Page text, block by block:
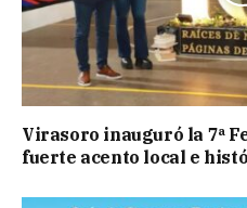
Virasoro inauguró la 7ª
fuerte acento local e